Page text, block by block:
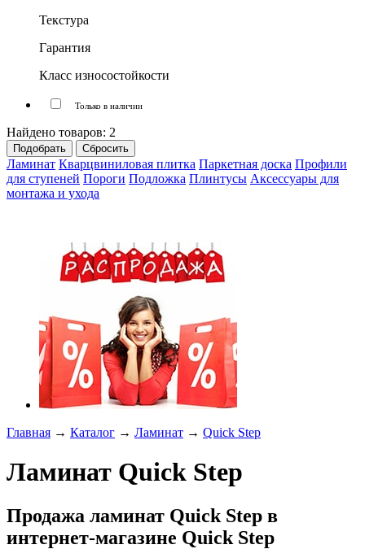
Текстура
Гарантия
Класс износостойкости
Только в наличии
Найдено товаров: 2
Ламинат Кварцвиниловая плитка Паркетная доска Профили
для ступеней Пороги Подложка Плинтусы Аксессуары для
монтажа и ухода
Главная → Каталог → Ламинат → Quick Step
Ламинат Quick Step
Продажа ламинат Quick Step в
интернет-магазине Quick Step